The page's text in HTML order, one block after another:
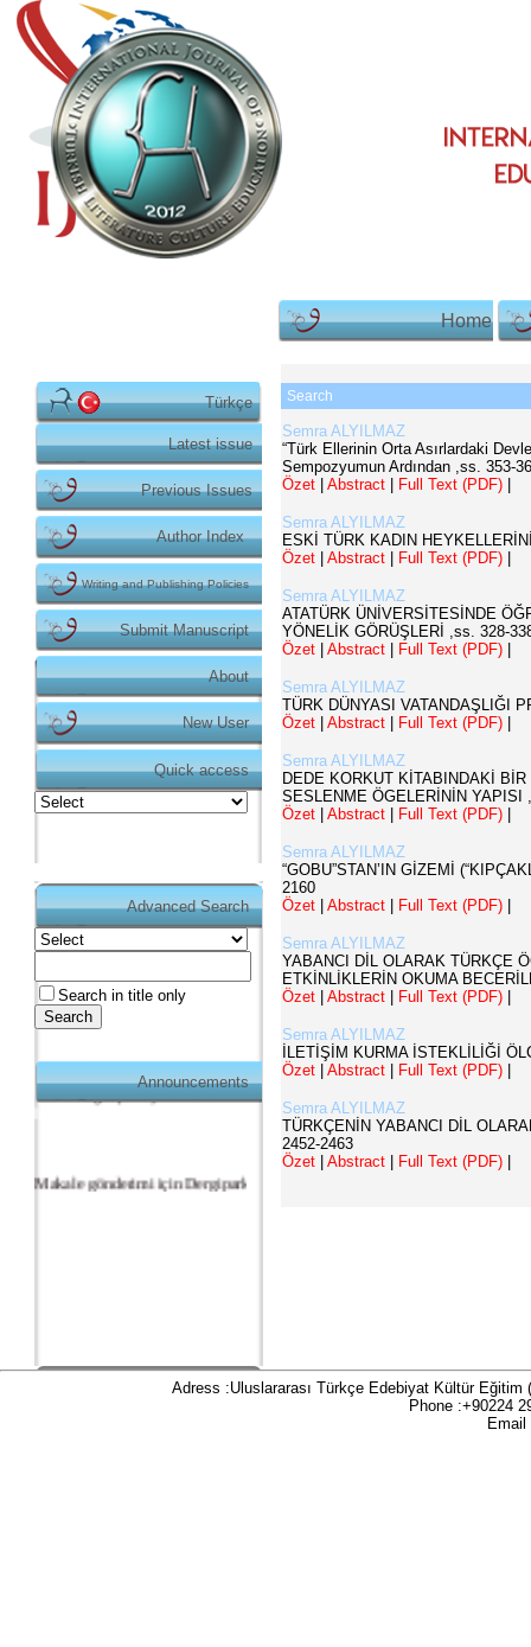
Home
Türkçe
Latest issue
Previous Issues
Author Index
Writing and Publishing Policies
Submit Manuscript
About
New User
Quick access
Advanced Search
Search in title only
Announcements
Duyurular
tıklayınız. https://dergipark.org.tr/tr/pub/teke
Dergimizin makale gönderme işlemi Dergipark
üzerinde gerçekleşmektedir:
https://dergipark.org.tr/tr/pub/teke
Makale gönderimi için Dergipark sitemizi
kullanınız:
kurul izni gerektiren çalışmalar için makalenin
yöntem bölümünde ilgili Etik Kurul Onayı ile
Search
Semra ALYILMAZ
“Türk Ellerinin Orta Asırlardaki
Sempozyumun Ardından,ss. 353-
Özet| Abstract| Full Text (PDF)|
Semra ALYILMAZ
ESKİ TÜRK KADIN
Özet| Abstract| Full Text (PDF)|
Semra ALYILMAZ
ATATÜRK ÜNİVERSİTESİNDE
YÖNELİK GÖRÜŞLERİ ,ss. 328-
Özet| Abstract| Full Text (PDF)|
Semra ALYILMAZ
TÜRK DÜNYASI VATANDAŞLIĞI
Özet| Abstract| Full Text (PDF)|
Semra ALYILMAZ
DEDE KORKUT KİTABINDAKİ
SESLENME ÖGELERİNİN YAPISI
Özet| Abstract| Full Text (PDF)|
Semra ALYILMAZ
“GOBU”STAN’IN GİZEMİ
2160
Özet| Abstract| Full Text (PDF)|
Semra ALYILMAZ
YABANCI DİL OLARAK TÜRKÇE
ETKİNLİKLERİN OKUMA
Özet| Abstract| Full Text (PDF)|
Semra ALYILMAZ
İLETİŞİM KURMA İSTEKLİLİĞİ
Özet| Abstract| Full Text (PDF)|
Semra ALYILMAZ
TÜRKÇENİN YABANCI DİL
2452-2463
Özet| Abstract| Full Text (PDF)|
Adress :Uluslararası Türkçe Edebiyat Kültür
Phone :+90224